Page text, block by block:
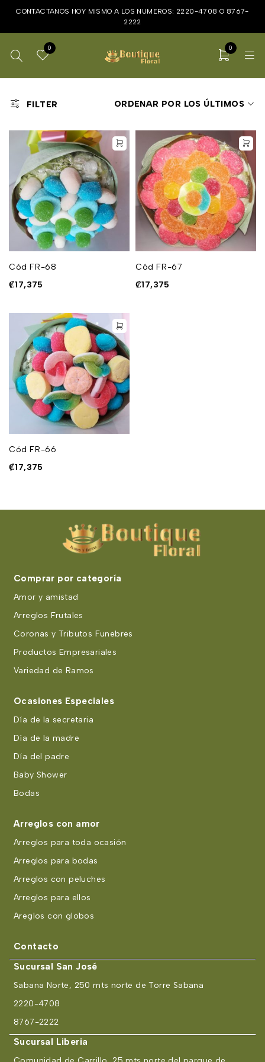
CONTACTANOS HOY MISMO A LOS NUMEROS: 2220-4708 O 8767-
2222
0 0
FILTER ORDENAR POR LOS ÚLTIMOS
Cód FR-68
₡17,375
Cód FR-67
₡17,375
Cód FR-66
₡17,375
Comprar por categoría
Amor y amistad
Arreglos Frutales
Coronas y Tributos Funebres
Productos Empresariales
Variedad de Ramos
Ocasiones Especiales
Día de la secretaria
Día de la madre
Día del padre
Baby Shower
Bodas
Arreglos con amor
Arreglos para toda ocasión
Arreglos para bodas
Arreglos con peluches
Arreglos para ellos
Areglos con globos
Contacto
Sucursal San José
Sabana Norte, 250 mts norte de Torre Sabana
2220-4708
8767-2222
Sucursal Liberia